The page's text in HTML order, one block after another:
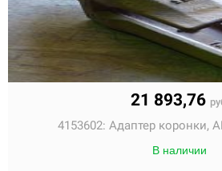
21 893,76
4153602: Адаптер коронки,
В наличии